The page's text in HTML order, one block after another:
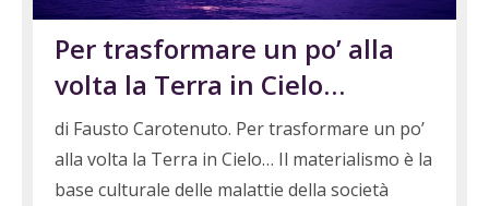
Per trasformare un po’ alla
volta la Terra in Cielo…
di Fausto Carotenuto. Per trasformare un po’
alla volta la Terra in Cielo… Il materialismo è la
base culturale delle malattie della società